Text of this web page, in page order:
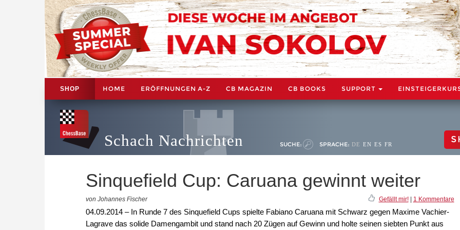
SHOP HOME ERÖFFNUNGEN A-Z CB MAGAZIN CB BOOKS SUPPORT
Schach Nachrichten SUCHE: SPRACHE: DE EN ES FR
Sinquefield Cup: Caruana gewinnt weiter
von Johannes Fischer Gefällt mir!| 1 Kommentare
04.09.2014 – In Runde 7 des Sinquefield Cups spielte Fabiano Caruana mit Schwarz gegen Maxime Vachier-
Lagrave das solide Damengambit und stand nach 20 Zügen auf Gewinn und holte seinen siebten Punkt aus